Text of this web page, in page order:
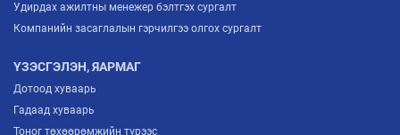
Удирдах ажилтны менежер бэлтгэх сургалт
Компанийн засаглалын гэрчилгээ олгох сургалт
ҮЗЭСГЭЛЭН, ЯАРМАГ
Дотоод хуваарь
Гадаад хуваарь
Тоног төхөөрөмжийн түрээс